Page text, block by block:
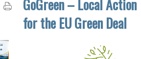
GoGreen – Local Action for the EU Green
, um projeto que visa capacitar decisores e
técnicos, a nível da governação local, não só
para a implementação do Pacto Ecológico